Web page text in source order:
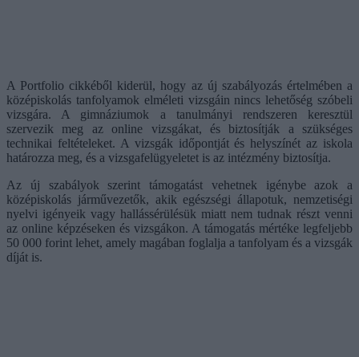
A Portfolio cikkéből kiderül, hogy az új szabályozás értelmében a
középiskolás tanfolyamok elméleti vizsgáin nincs lehetőség szóbeli
vizsgára. A gimnáziumok a tanulmányi rendszeren keresztül
szervezik meg az online vizsgákat, és biztosítják a szükséges
technikai feltételeket. A vizsgák időpontját és helyszínét az iskola
határozza meg, és a vizsgafelügyeletet is az intézmény biztosítja.
Az új szabályok szerint támogatást vehetnek igénybe azok a
középiskolás járművezetők, akik egészségi állapotuk, nemzetiségi
nyelvi igényeik vagy hallássérülésük miatt nem tudnak részt venni
az online képzéseken és vizsgákon. A támogatás mértéke legfeljebb
50 000 forint lehet, amely magában foglalja a tanfolyam és a vizsgák
díját is.